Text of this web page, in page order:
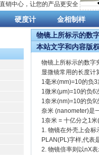
销中心，让您的产品更安全
硬度计 金相制样
物镜上所标示的数
本站文字和内容版
物镜上所标示的数字
显微镜常用的长度计
1毫米(mm)=10的负
1微米(μm)=10的负6
1奈米(nm)=10的负9
奈米 (nanometer)是
1奈米 = 十亿分之1
1. 物镜在外壳上会
PLAN(PL)字样,代表
2. 物镜倍率则以nX